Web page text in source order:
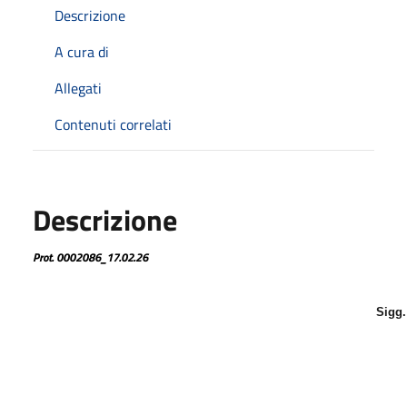
Descrizione
A cura di
Allegati
Contenuti correlati
Descrizione
Prot. 0002086_17.02.26
Sigg.